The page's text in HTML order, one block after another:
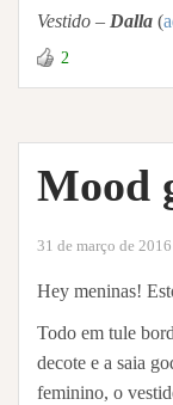
Vestido – Dalla (
2
Mood
31 de março de 2016
Hey meninas!
Todo em tule
decote e a saia
feminino, o